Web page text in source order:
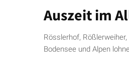
Auszeit im
Rösslerhof,
Bodensee und Alpen